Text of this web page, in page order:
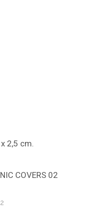
2,5 cm.
COVERS 02